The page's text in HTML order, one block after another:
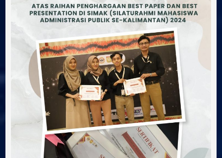
SIMAK
(Silaturahmi
Mahasiswa
Publik
se-
Kalimantan)
2024